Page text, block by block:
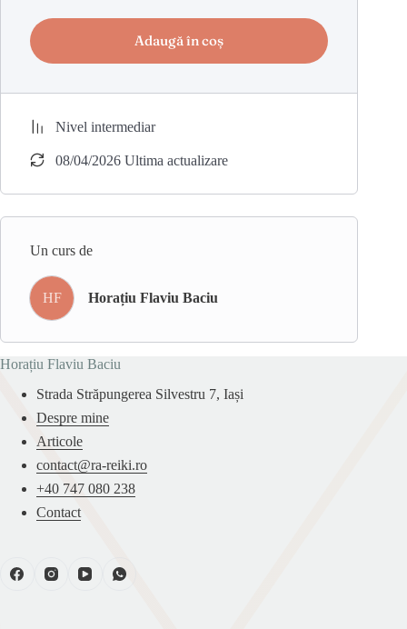
Adaugă în coș
Nivel intermediar
08/04/2026 Ultima actualizare
Un curs de
HF Horațiu Flaviu Baciu
Horațiu Flaviu Baciu
Strada Străpungerea Silvestru 7, Iași
Despre mine
Articole
contact@ra-reiki.ro
+40 747 080 238
Contact